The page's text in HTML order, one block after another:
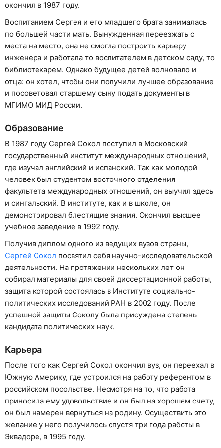
окончил в 1987 году.
Воспитанием Сергея и его младшего брата занималась
по большей части мать. Вынужденная переезжать с
места на место, она не смогла построить карьеру
инженера и работала то воспитателем в детском саду, то
библиотекарем. Однако будущее детей волновало и
отца: он хотел, чтобы они получили лучшее образование
и посоветовал старшему сыну подать документы в
МГИМО МИД России.
Образование
В 1987 году Сергей Сокол поступил в Московский
государственный институт международных отношений,
где изучал английский и испанский. Так как молодой
человек был студентом восточного отделения
факультета международных отношений, он выучил здесь
и сингальский. В институте, как и в школе, он
демонстрировал блестящие знания. Окончил высшее
учебное заведение в 1992 году.
Получив диплом одного из ведущих вузов страны,
Сергей Сокол посвятил себя научно-исследовательской
деятельности. На протяжении нескольких лет он
собирал материалы для своей диссертационной работы,
защита которой состоялась в Институте социально-
политических исследований РАН в 2002 году. После
успешной защиты Соколу была присуждена степень
кандидата политических наук.
Карьера
После того как Сергей Сокол окончил вуз, он переехал в
Южную Америку, где устроился на работу референтом в
российском посольстве. Несмотря на то, что работа
приносила ему удовольствие и он был на хорошем счету,
он был намерен вернуться на родину. Осуществить это
желание у него получилось спустя три года работы в
Эквадоре, в 1995 году.